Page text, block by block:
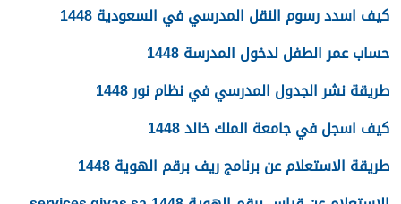
كيف اسدد رسوم النقل المدرسي في السعودية 1448
حساب عمر الطفل لدخول المدرسة 1448
طريقة نشر الجدول المدرسي في نظام نور 1448
كيف اسجل في جامعة الملك خالد 1448
طريقة الاستعلام عن برنامج ريف برقم الهوية 1448